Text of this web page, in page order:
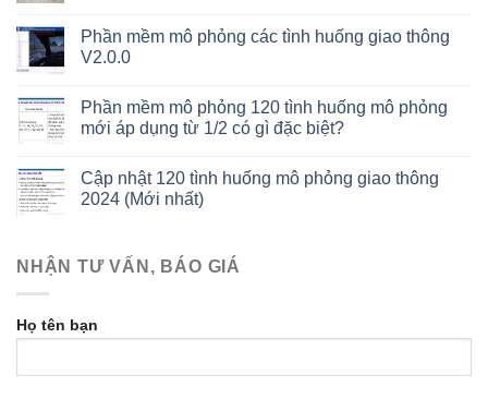
Phần mềm mô phỏng các tình huống giao thông
V2.0.0
Phần mềm mô phỏng 120 tình huống mô phỏng
mới áp dụng từ 1/2 có gì đặc biệt?
Cập nhật 120 tình huống mô phỏng giao thông
2024 (Mới nhất)
NHẬN TƯ VẤN, BÁO GIÁ
Họ tên bạn